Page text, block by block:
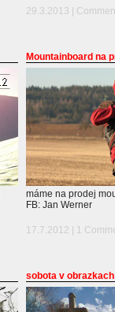
29.3.2013 |
Mountainboard na
máme na prodej
FB: Jan Werner
17.7.2012 | 1
sobota v obrazkach